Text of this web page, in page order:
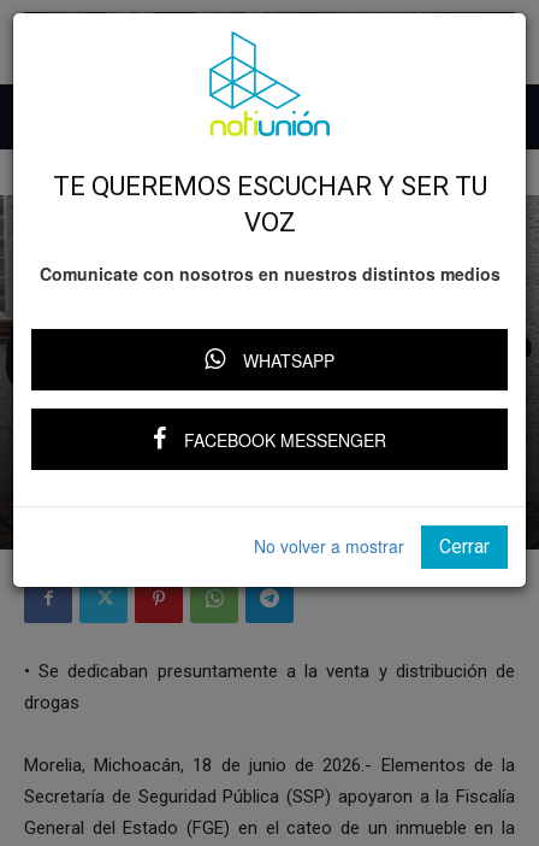
GOBIERNO
Policiaca
SSP brinda apoyo a FGE en cateo de
inmueble en Morelia; hay 5 hombres
detenidos
Por Notiunión - 18 junio, 2026
• Se dedicaban presuntamente a la venta y distribución de
drogas
Morelia, Michoacán, 18 de junio de 2026.- Elementos de la
Secretaría de Seguridad Pública (SSP) apoyaron a la Fiscalía
General del Estado (FGE) en el cateo de un inmueble en la
TE QUEREMOS ESCUCHAR Y SER TU
VOZ
Comunicate con nosotros en nuestros distintos medios
WHATSAPP
FACEBOOK MESSENGER
No volver a mostrar Cerrar